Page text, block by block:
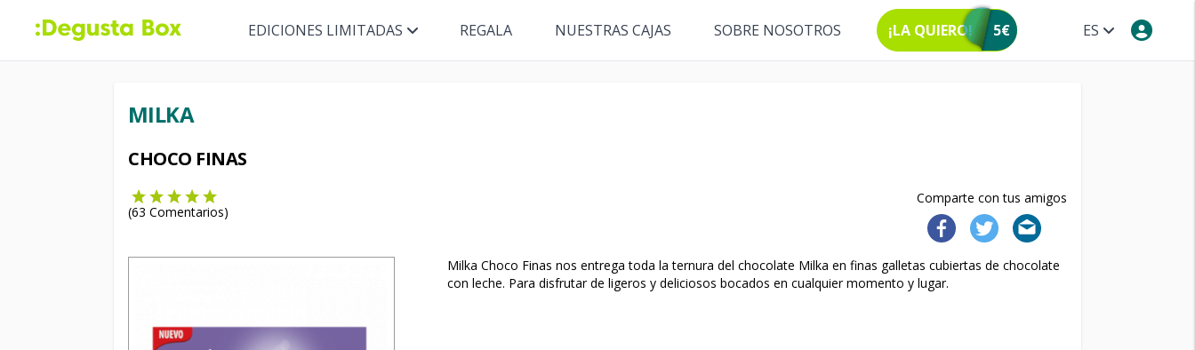
ES
EDICIONES LIMITADAS REGALA NUESTRAS CAJAS SOBRE NOSOTROS ¡LA QUIERO! 5€
MILKA
CHOCO FINAS
Comparte con tus amigos
(63 Comentarios)
Milka Choco Finas nos entrega toda la ternura del chocolate Milka en finas galletas cubiertas de chocolate
con leche. Para disfrutar de ligeros y deliciosos bocados en cualquier momento y lugar.